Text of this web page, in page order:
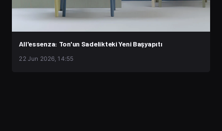
All'essenza: Ton'un Sadelikteki Yeni Başyapıtı
22 Jun 2026, 14:55